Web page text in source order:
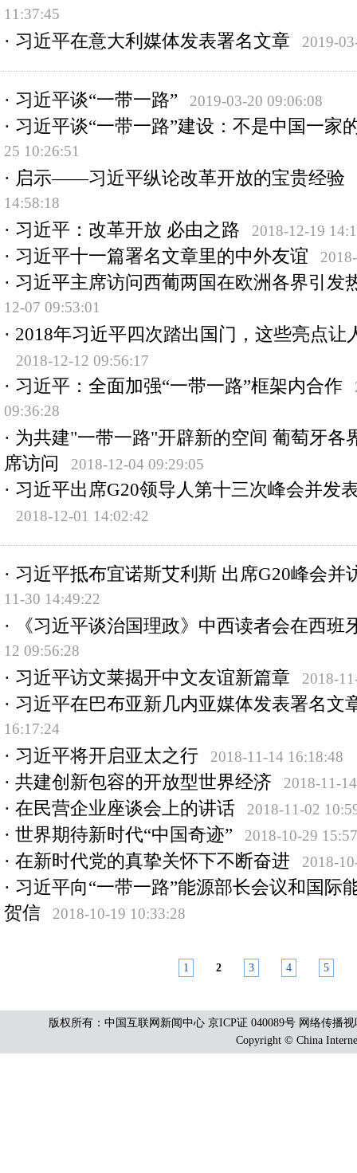
11:37:45
· 习近平在意大利媒体发表署名文章 2019-
· 习近平谈“一带一路” 2019-03-20 09:06:08
· 习近平谈“一带一路”建设：不是中国一家
25 10:26:51
· 启示——习近平纵论改革开放的宝贵经验
14:58:18
· 习近平：改革开放 必由之路 2018-12-19
· 习近平十一篇署名文章里的中外友谊
· 习近平主席访问西葡两国在欧洲各界引发
12-07 09:53:01
· 2018年习近平四次踏出国门，这些亮点让
2018-12-12 09:56:17
· 习近平：全面加强“一带一路”框架内合作
09:36:28
· 为共建"一带一路"开辟新的空间 葡萄牙各
席访问
2018-12-04 09:29:05
· 习近平出席G20领导人第十三次峰会并发
2018-12-01 14:02:42
· 习近平抵布宜诺斯艾利斯 出席G20峰会并
11-30 14:49:22
·
《习近平谈治国理政》中西读者会在西班
12 09:56:28
· 习近平访文莱揭开中文友谊新篇章 2018-
· 习近平在巴布亚新几内亚媒体发表署名文
16:17:24
· 习近平将开启亚太之行 2018-11-14 16:18:48
· 共建创新包容的开放型世界经济 2018-11-
· 在民营企业座谈会上的讲话 2018-11-02
· 世界期待新时代“中国奇迹” 2018-10-29
· 在新时代党的真挚关怀下不断奋进 2018-
· 习近平向“一带一路”能源部长会议和国际
贺信
2018-10-19 10:33:28
1 2 3 4 5
版权所有：中国互联网新闻中心 京ICP证 040089号 网络传播
Copyright © China